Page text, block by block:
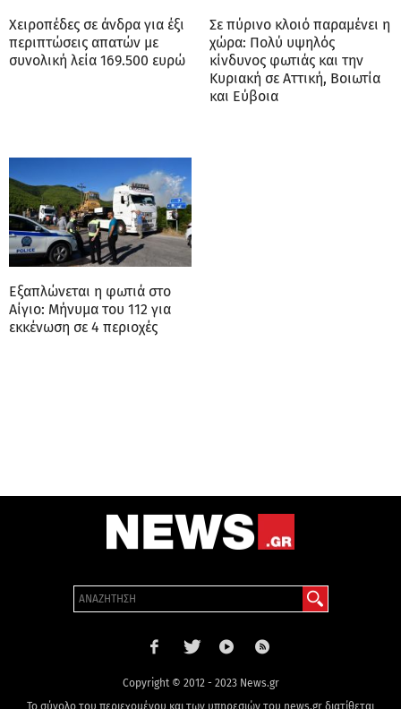
Χειροπέδες σε άνδρα για έξι
περιπτώσεις απατών με
συνολική λεία 169.500 ευρώ
Σε πύρινο κλοιό παραμένει η
χώρα: Πολύ υψηλός
κίνδυνος φωτιάς και την
Κυριακή σε Αττική, Βοιωτία
και Εύβοια
Εξαπλώνεται η φωτιά στο
Αίγιο: Μήνυμα του 112 για
εκκένωση σε 4 περιοχές
Copyright © 2012 - 2023 News.gr